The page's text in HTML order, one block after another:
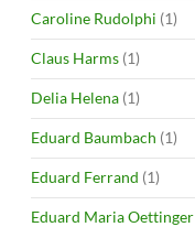
Caroline Rudolphi (1)
Claus Harms (1)
Delia Helena (1)
Eduard Baumbach (1)
Eduard Ferrand (1)
Eduard Maria Oettinger